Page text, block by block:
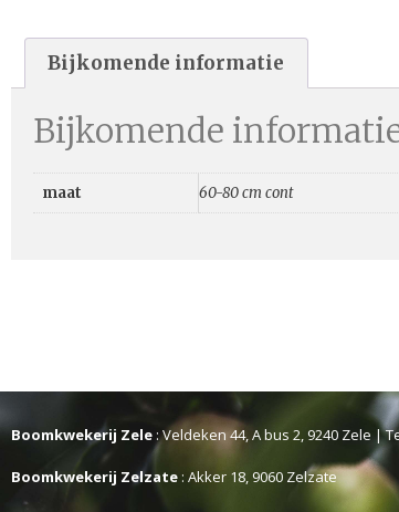
Bijkomende informatie
Bijkomende
maat 60-80 cm cont
Boomkwekerij Zele : Veldeken 44, A bus 2, 9240 Zele |
Boomkwekerij Zelzate : Akker 18, 9060 Zelzate